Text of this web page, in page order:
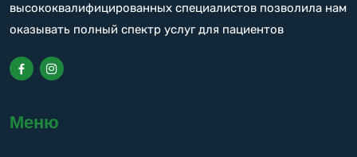
высококвалифицированных специалистов позволила нам
оказывать полный спектр услуг для пациентов
Меню